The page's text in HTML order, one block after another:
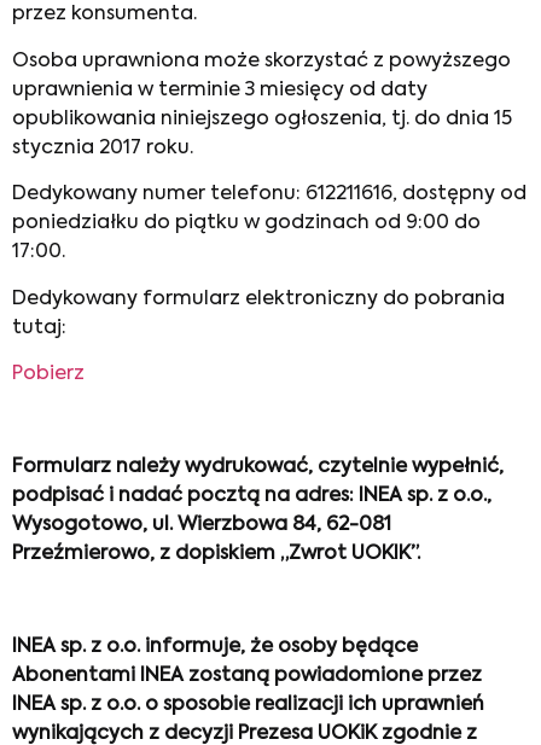
przez konsumenta.
Osoba uprawniona może skorzystać z powyższego
uprawnienia w terminie 3 miesięcy od daty
opublikowania niniejszego ogłoszenia, tj. do dnia 15
stycznia 2017 roku.
Dedykowany numer telefonu: 612211616, dostępny od
poniedziałku do piątku w godzinach od 9:00 do
17:00.
Dedykowany formularz elektroniczny do pobrania
tutaj:
Pobierz
Formularz należy wydrukować, czytelnie wypełnić,
podpisać i nadać pocztą na adres: INEA sp. z o.o.,
Wysogotowo, ul. Wierzbowa 84, 62-081
Przeźmierowo, z dopiskiem „Zwrot UOKIK”.
INEA sp. z o.o. informuje, że osoby będące
Abonentami INEA zostaną powiadomione przez
INEA sp. z o.o. o sposobie realizacji ich uprawnień
wynikających z decyzji Prezesa UOKiK zgodnie z